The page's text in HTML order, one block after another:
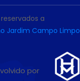
a
Jardim Campo Limpo
por